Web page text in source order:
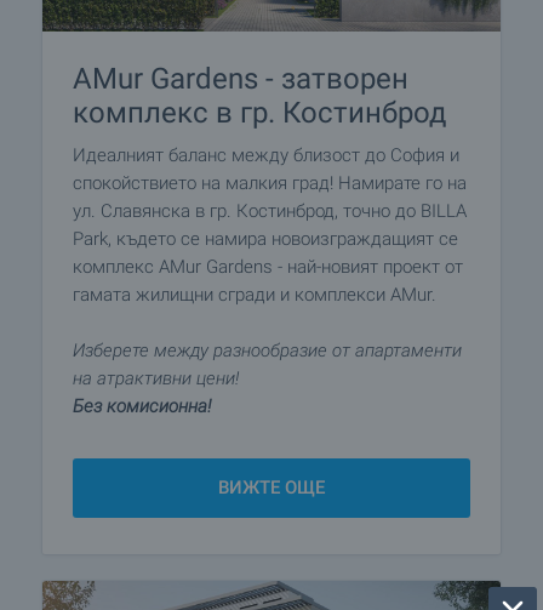
AMur Gardens - затворен
комплекс в гр. Костинброд
Идеалният баланс между близост до София и
спокойствието на малкия град! Намирате го на
ул. Славянска в гр. Костинброд, точно до BILLA
Park, където се намира новоизграждащият се
комплекс AMur Gardens - най-новият проект от
гамата жилищни сгради и комплекси AMur.
Изберете между разнообразие от апартаменти
на атрактивни цени!
Без комисионна!
ВИЖТЕ ОЩЕ